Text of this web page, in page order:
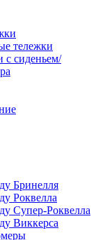
тележки
с сиденьем/
Бринелля
Роквелла
Супер-Роквелла
Виккерса